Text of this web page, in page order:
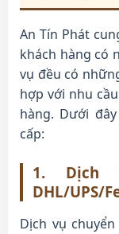
An Tín Phát
khách hàng có
vụ đều có
hợp với nhu
hàng. Dưới
cấp:
1. Dịch
DHL/UPS/
Dịch vụ